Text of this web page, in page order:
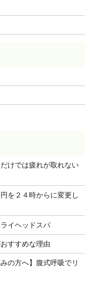
けでは疲れが取れない
を２４時からに変更し
イヘッドスパ
すすめな理由
の方へ】腹式呼吸でリ